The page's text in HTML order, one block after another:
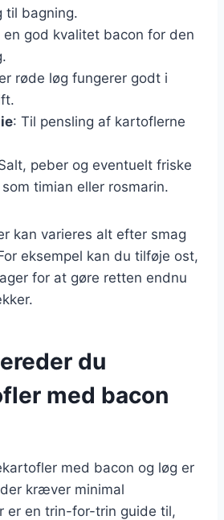
til bagning.
god kvalitet bacon for den
røde løg fungerer godt i
: Til pensling af kartoflerne
peber og eventuelt friske
timian eller rosmarin.
kan varieres alt efter smag
eksempel kan du tilføje ost,
for at gøre retten endnu
du
med bacon
med bacon og løg er
kræver minimal
er en trin-for-trin guide til,